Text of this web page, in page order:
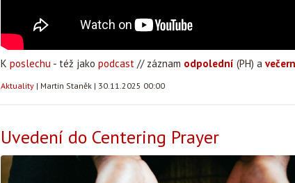
K poslechu - též jako podcast // záznam odpolední (PH) a
Aktuality | Martin Staněk | 30.11.2025 00:00
Uvedení do Centering Prayer